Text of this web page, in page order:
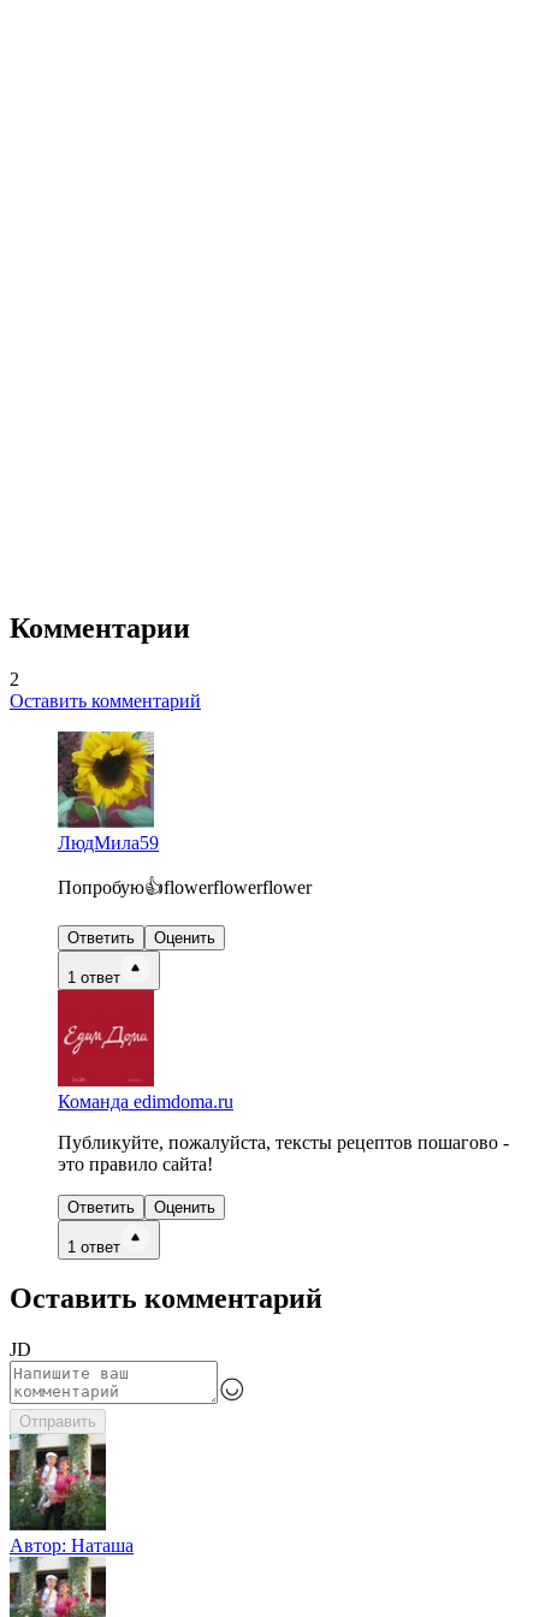
Комментарии
2
Оставить комментарий
ЛюдМила59
Попробую👍flowerflowerflower
Ответить Оценить
1 ответ
Команда edimdoma.ru
Публикуйте, пожалуйста, тексты рецептов пошагово -
это правило сайта!
Ответить Оценить
1 ответ
Оставить комментарий
JD
Отправить
Автор: Наташа